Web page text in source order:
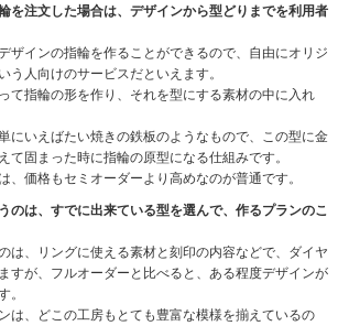
を注文した場合は、デザインから型どりまでを利用者
ザインの指輪を作ることができるので、自由にオリジ
う人向けのサービスだといえます。
て指輪の形を作り、それを型にする素材の中に入れ
にいえばたい焼きの鉄板のようなもので、この型に金
て固まった時に指輪の原型になる仕組みです。
、価格もセミオーダーより高めなのが普通です。
のは、すでに出来ている型を選んで、作るプランのこ
は、リングに使える素材と刻印の内容などで、ダイヤ
すが、フルオーダーと比べると、ある程度デザインが
。
は、どこの工房もとても豊富な模様を揃えているの